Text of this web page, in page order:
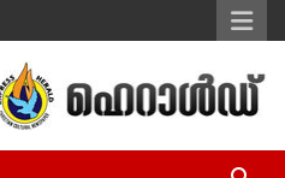
– Malayalam